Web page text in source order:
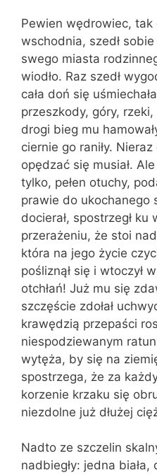
Pewien wędrowiec,
wschodnia, szedł
swego miasta
wiodło. Raz szedł
cała doń się
przeszkody, góry,
drogi bieg mu
ciernie go raniły.
opędzać się musiał.
tylko, pełen otuchy,
prawie do ukochanego
docierał, spostrzegł
przerażeniu, że stoi
która na jego życie
pośliznął się i wtoczył
otchłań! Już mu się
szczęście zdołał
krawędzią przepaści
niespodziewanym
wytęża, by się na
spostrzega, że za
korzenie krzaku się
niezdolne już dłużej
Nadto ze szczelin
nadbiegły: jedna